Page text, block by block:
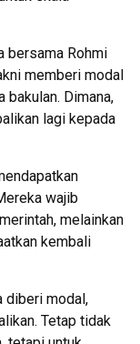
bersama Rohmi
memberi modal
bakulan. Dimana,
lagi kepada
wajib
melainkan
kembali
diberi modal,
Tetap tidak